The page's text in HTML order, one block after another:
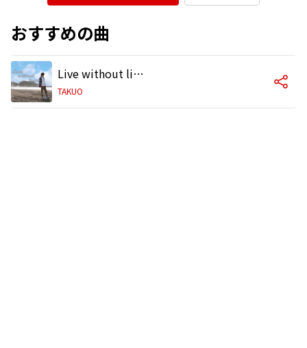
おすすめの曲
Live without limits
TAKUO